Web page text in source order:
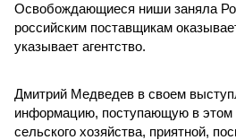
Освобождающиеся ниши заняла
российским поставщикам
указывает агентство.
Дмитрий Медведев в своем
информацию, поступающую в этом
сельского хозяйства, приятной,